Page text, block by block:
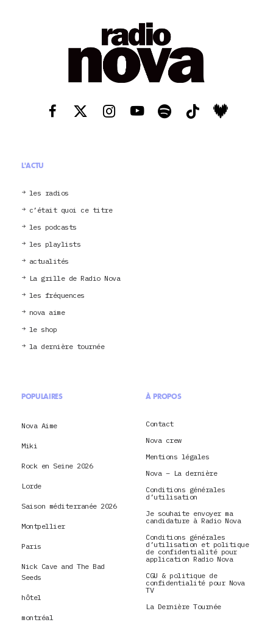
L'ACTU
les radios
c’était quoi ce titre
les podcasts
les playlists
actualités
La grille de Radio Nova
les fréquences
nova aime
le shop
la dernière tournée
POPULAIRES
Nova Aime
Miki
Rock en Seine 2026
Lorde
Saison méditerranée 2026
Montpellier
Paris
Nick Cave and The Bad
Seeds
hôtel
montréal
À PROPOS
Contact
Nova crew
Mentions légales
Nova – La dernière
Conditions générales
d’utilisation
Je souhaite envoyer ma
candidature à Radio Nova
Conditions générales
d’utilisation et politique
de confidentialité pour
application Radio Nova
CGU & politique de
confidentialité pour Nova
TV
La Dernière Tournée